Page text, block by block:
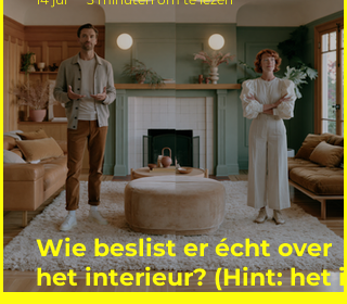
Wie beslist er écht over
het interieur? (Hint: het is